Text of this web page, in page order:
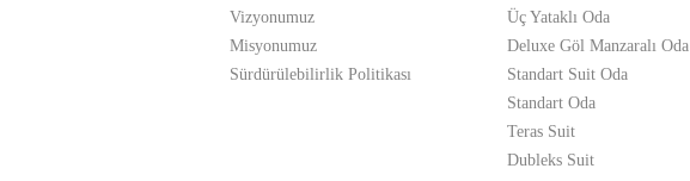
Vizyonumuz
Misyonumuz
Sürdürülebilirlik Politikası
Üç Yataklı Oda
Deluxe Göl Manzaralı Oda
Standart Suit Oda
Standart Oda
Teras Suit
Dubleks Suit